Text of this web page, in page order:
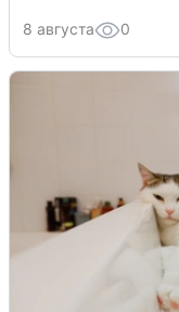
8 августа 0